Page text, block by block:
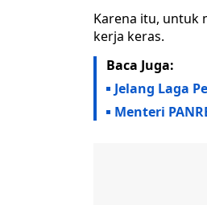
Karena itu, untuk
kerja keras.
Baca Juga:
Jelang Laga
Menteri